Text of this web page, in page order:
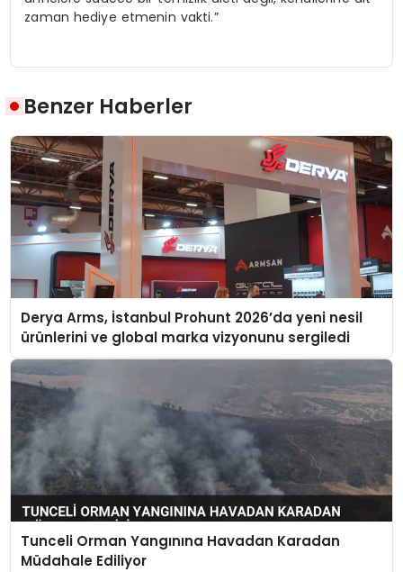
zaman hediye etmenin vakti.”
Benzer Haberler
Derya Arms, İstanbul Prohunt 2026’da yeni nesil
ürünlerini ve global marka vizyonunu sergiledi
Tunceli Orman Yangınına Havadan Karadan
Müdahale Ediliyor